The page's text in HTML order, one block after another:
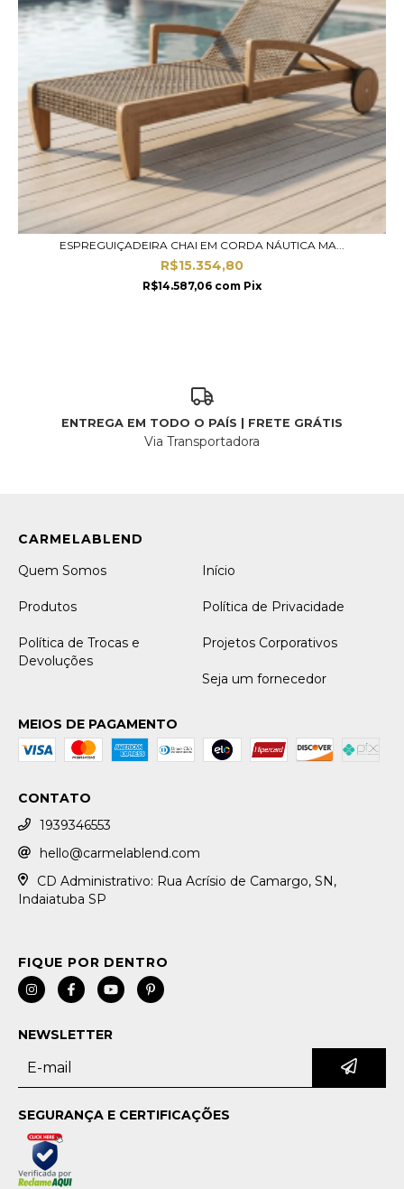
ESPREGUIÇADEIRA CHAI EM CORDA NÁUTICA MA...
R$15.354,80
R$14.587,06 com Pix
ENTREGA EM TODO O PAÍS | FRETE GRÁTIS
Via Transportadora
Quem Somos Início
Produtos Política de Privacidade
Política de Trocas e
Devoluções
Projetos Corporativos
Seja um fornecedor
MEIOS DE PAGAMENTO
CONTATO
1939346553
hello@carmelablend.com
CD Administrativo: Rua Acrísio de Camargo, SN,
Indaiatuba SP
NEWSLETTER
SEGURANÇA E CERTIFICAÇÕES